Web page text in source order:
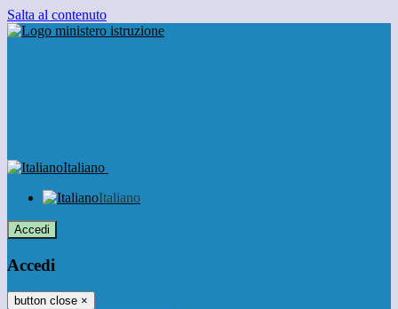
Salta al contenuto
Italiano
Italiano
Accedi
Accedi
button close ×